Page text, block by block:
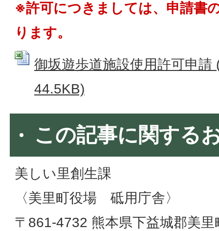
※許可につきましては、申請書
ります。
御坂遊歩道施設使用許可申請
44.5KB)
この記事に関する
美しい里創生課
〈美里町役場 砥用庁舎〉
〒861-4732 熊本県下益城郡美